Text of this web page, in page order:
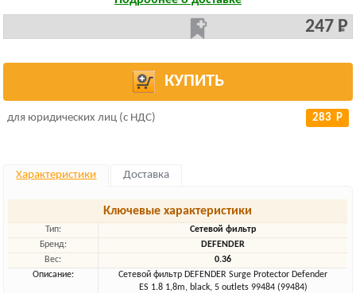
247 Р
КУПИТЬ
для юридических лиц (с НДС) 283 Р
Характеристики Доставка
Ключевые характеристики
Тип:
Сетевой фильтр
Бренд:
DEFENDER
Вес:
0.36
Описание:
Сетевой фильтр DEFENDER Surge Protector Defender
ES 1.8 1,8m, black, 5 outlets 99484 (99484)